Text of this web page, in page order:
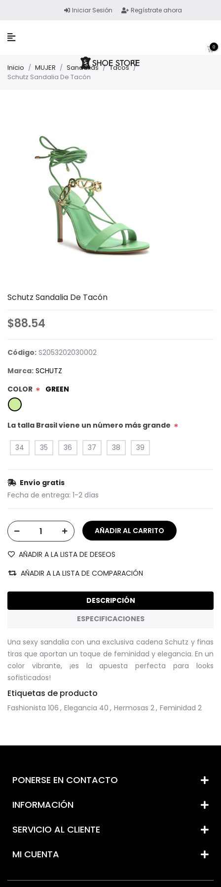
Iniciar Sesión Regístrate ahora
0
Inicio / MUJER / Sandalias / Tacos /
Schutz Sandalia De Tacón
Schutz Sandalia De Tacón
$88.54
Código: S2053202030002
Marca: SCHUTZ
COLOR * GREEN
La talla Brasil viene un número más grande *
34 35 36 37 38 39
Envío gratis
Fecha de entrega: 1-2 días
AÑADIR A LA LISTA DE DESEOS
AÑADIR A LA LISTA DE COMPARACIÓN
DESCRIPCIÓN
ESPECIFICACIONES
Una sexy sandalia con una exclusiva cadena Schutz y finas
tiras que aportan un toque de feminidad y elegancia. En un
color vibrante, ¡es la apuesta perfecta para looks
sofisticados!
Etiquetas de producto
Fashionista 106 , Elegancia 40 , Hermosas 2, Feminidad 2
PONERSE EN CONTACTO
INFORMACIÓN
SERVICIO AL CLIENTE
MI CUENTA